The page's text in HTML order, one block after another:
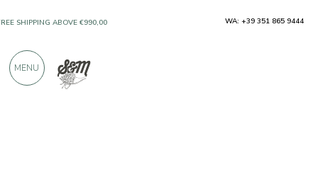
SHIPPING ABOVE €990,00
PRODUCTS FROM EXCELLENT
WA: +39 351 865 9444
MENU